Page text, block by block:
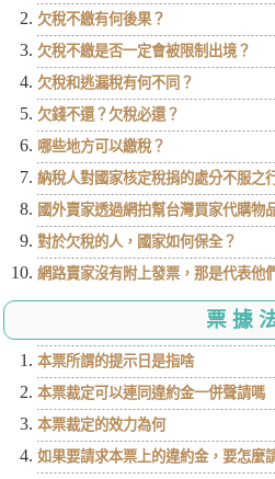
欠稅不繳有何後果？
欠稅不繳是否一定會被限制出境？
欠稅和逃漏稅有何不同？
欠錢不還？欠稅必還？
哪些地方可以繳稅？
納稅人對國家核定稅捐的處分不服之
國外賣家透過網拍幫台灣買家代購物
對於欠稅的人，國家如何保全？
網路賣家沒有附上發票，那是代表他
票據
本票所謂的提示日是指啥
本票裁定可以連同違約金一併聲請嗎
本票裁定的效力為何
如果要請求本票上的違約金，要怎麼